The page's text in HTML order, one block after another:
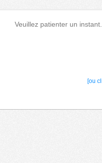
Veuillez patienter un
[ou